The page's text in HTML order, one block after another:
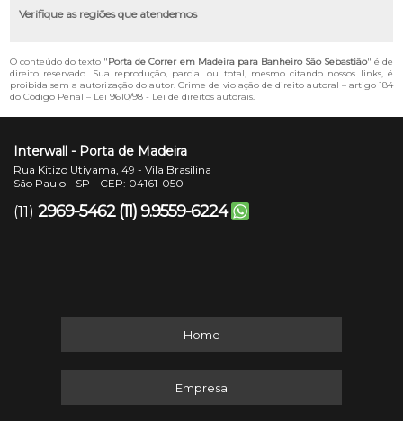
Verifique as regiões que atendemos
O conteúdo do texto "Porta de Correr em Madeira para Banheiro São Sebastião" é de
direito reservado. Sua reprodução, parcial ou total, mesmo citando nossos links, é
proibida sem a autorização do autor. Crime de violação de direito autoral – artigo 184
do Código Penal – Lei 9610/98 - Lei de direitos autorais.
Interwall - Porta de Madeira
Rua Kitizo Utiyama, 49 - Vila Brasilina
São Paulo - SP - CEP: 04161-050
(11) 2969-5462 (11) 9.9559-6224
Home
Empresa